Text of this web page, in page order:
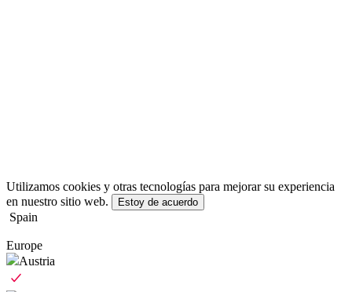
Utilizamos cookies y otras tecnologías para mejorar su experiencia
en nuestro sitio web.
Estoy de acuerdo
Spain
Europe
Austria